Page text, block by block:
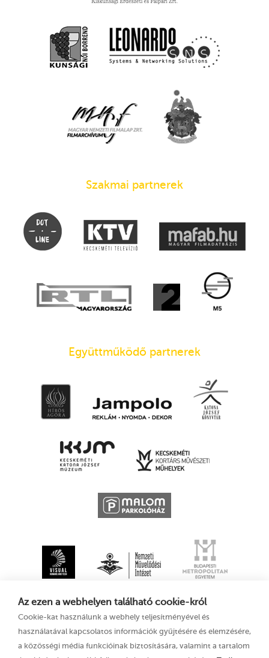
Az ezen a webhelyen található cookie-król
Cookie-kat használunk a webhely teljesítményével és
használatával kapcsolatos információk gyűjtésére és elemzésére,
a közösségi média funkcióinak biztosítására, valamint a tartalom
Szakmai partnerek
Együttműködő partnerek